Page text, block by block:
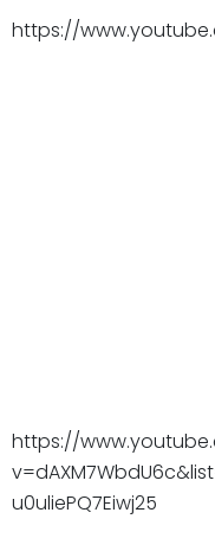
https://
https://
u0uliePQ7Eiwj25